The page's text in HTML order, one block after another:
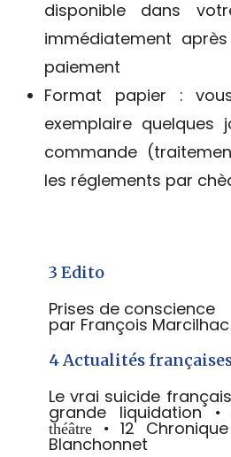
disponible dans
immédiatement
paiement
Format papier :
exemplaire quelques
commande
les réglements par
3 Edito
Prises de conscience
par François Marcilhac
4 Actualités
Le vrai suicide
grande liquidation •
théâtre • 12
Blanchonnet